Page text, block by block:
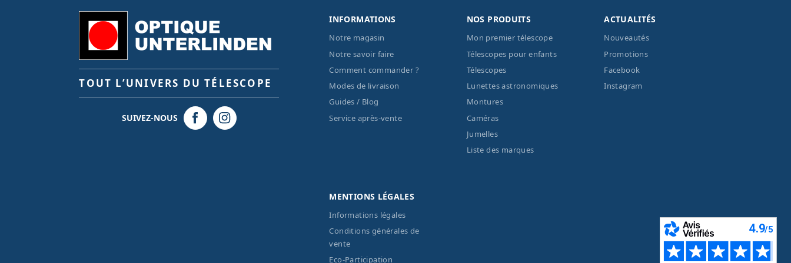
TOUT L’UNIVERS DU TÉLESCOPE
SUIVEZ-NOUS
INFORMATIONS
Notre magasin
Notre savoir faire
Comment commander ?
Modes de livraison
Guides / Blog
Service après-vente
NOS PRODUITS
Mon premier télescope
Télescopes pour enfants
Télescopes
Lunettes astronomiques
Montures
Caméras
Jumelles
Liste des marques
ACTUALITÉS
Nouveautés
Promotions
Facebook
Instagram
MENTIONS LÉGALES
Informations légales
Conditions générales de
vente
Eco-Participation